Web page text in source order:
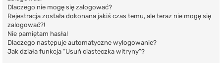
Dlaczego nie mogę się zalogować?
Rejestracja została dokonana jakiś czas temu, ale teraz nie mogę się
zalogować?!
Nie pamiętam hasła!
Dlaczego następuje automatyczne wylogowanie?
Jak działa funkcja “Usuń ciasteczka witryny”?